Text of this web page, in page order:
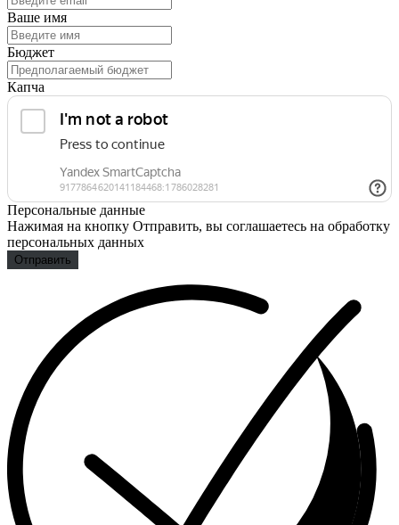
Ваше имя
Бюджет
Капча
Персональные данные
Нажимая на кнопку Отправить, вы соглашаетесь на обработку
персональных данных
Отправить